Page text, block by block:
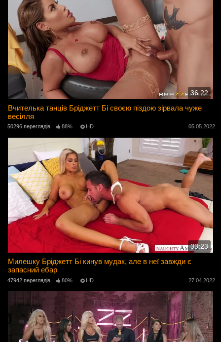
36:22
Вчителька танців Бріджетт Бі своєю піздою зірвала чуже
весілля
50296 переглядів 88% HD 05.05.2022
33:23
Милешку Бріджетт Бі кинув мудак, але в неї завжди є
запасний ебар
47942 переглядів 80% HD 27.04.2022